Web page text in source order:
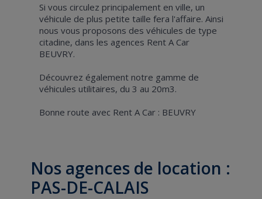
Si vous circulez principalement en ville, un
véhicule de plus petite taille fera l'affaire. Ainsi
nous vous proposons des véhicules de type
citadine, dans les agences Rent A Car
BEUVRY.
Découvrez également notre gamme de
véhicules utilitaires, du 3 au 20m3.
Bonne route avec Rent A Car : BEUVRY
Nos agences de location :
PAS-DE-CALAIS